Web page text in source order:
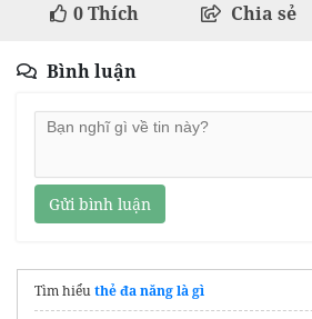
0Thích Chia sẻ
Bình luận
Gửi bình luận
Tìm hiểuthẻ đa năng là gì